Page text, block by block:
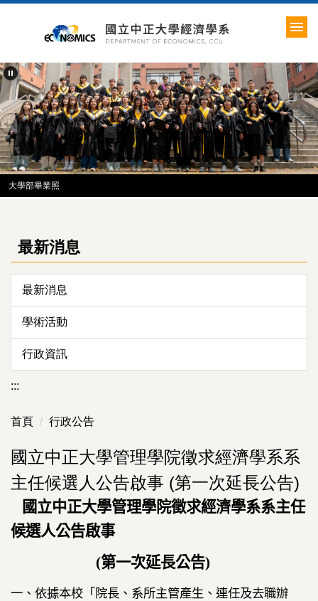
要
內
容
區
大學部畢業照
最新消息
最新消息
學術活動
行政資訊
:::
首頁 行政公告
國立中正大學管理學院徵求經濟學系系
主任候選人公告啟事 (第一次延長公告)
國立中正大學管理學院徵求經濟學系系主任
候選人公告啟事
(第一次延長公告)
一、依據本校「院長、系所主管產生、連任及去職辦